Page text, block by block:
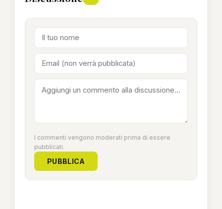
I commenti vengono moderati prima di essere
pubblicati.
PUBBLICA